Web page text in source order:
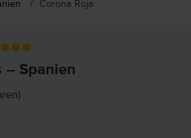
Corona Roja
– Spanien